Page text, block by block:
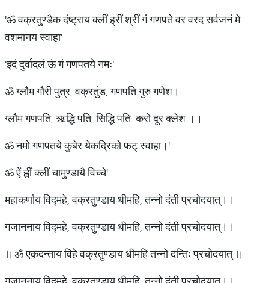
'ॐ वक्रतुण्डैक दंष्ट्राय क्लीं ह्रीं श्रीं गं गणपते वर वरद सर्वजनं मे
वशमानय स्वाहा'
'इदं दुर्वादलं ऊं गं गणपतये नमः'
ॐ ग्लौम गौरी पुत्र, वक्रतुंड, गणपति गुरु गणेश।
ग्लौम गणपति, ऋद्धि पति, सिद्धि पति. करो दूर क्लेश ।।
ॐ नमो गणपतये कुबेर येकद्रिको फट् स्वाहा।'
ॐ ऐं ह्वीं क्लीं चामुण्डायै विच्चे'
महाकर्णाय विद्महे, वक्रतुण्डाय धीमहि, तन्नो दंती प्रचोदयात्।।
गजाननाय विद्महे, वक्रतुण्डाय धीमहि, तन्नो दंती प्रचोदयात्।।
॥ ॐ एकदन्ताय विहे वक्रतुण्डाय धीमहि तन्नो दन्तिः प्रचोदयात् ॥